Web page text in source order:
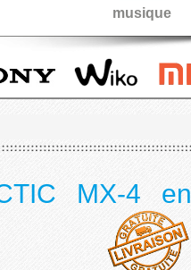
musique
MX-4 en